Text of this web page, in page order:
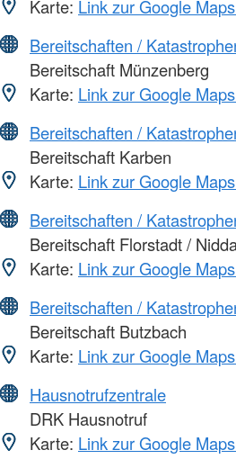
Karte: Link zur Google
Bereitschaften /
Bereitschaft Münzenberg
Karte: Link zur Google
Bereitschaften /
Bereitschaft Karben
Karte: Link zur Google
Bereitschaften /
Bereitschaft Florstadt /
Karte: Link zur Google
Bereitschaften /
Bereitschaft Butzbach
Karte: Link zur Google
Hausnotrufzentrale
DRK Hausnotruf
Karte: Link zur Google